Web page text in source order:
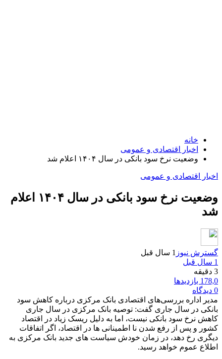
خانه
اخبار اقتصادی و عمومی
وضعیت نرخ سود بانکی در سال ۱۴۰۴ اعلام شد
اخبار اقتصادی و عمومی
وضعیت نرخ سود بانکی در سال ۱۴۰۴ اعلام
شد
گسترش نیوز 1 سال قبل
1 سال قبل
3 دقیقه
178,0 بازدیدها
0 دیدگاه
مدیر اداره بررسی‌های اقتصادی بانک مرکزی درباره کاهش سود
بانکی در سال جاری گفت: توصیه بانک مرکزی در سال جاری
کاهش نرخ سود بانکی نیست، اما به دلیل ریسک زیاد در اقتصاد
کشور و پس از رفع شدن نا اطمینانی ها در اقتصاد، اگر اتفاقات
دیگری رخ دهد، در زمان خودش سیاست های جدید بانک مرکزی به
اطلاع عموم خواهد رسید.